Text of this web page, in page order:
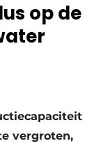
op de
vergroten,